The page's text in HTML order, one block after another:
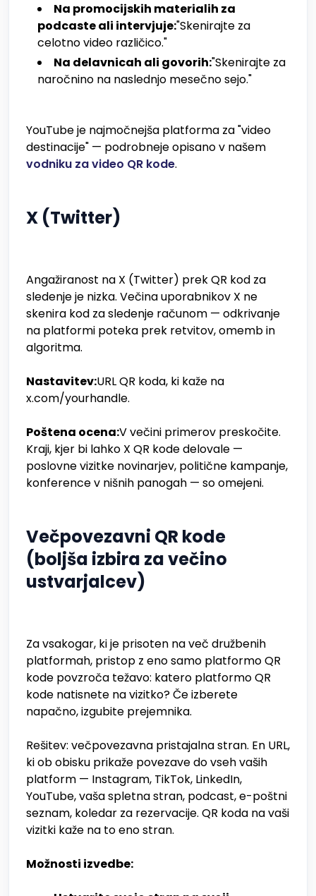
Na promocijskih materialih za
podcaste ali intervjuje:"Skenirajte za
celotno video različico."
Na delavnicah ali govorih:"Skenirajte za
naročnino na naslednjo mesečno sejo."
YouTube je najmočnejša platforma za "video
destinacije" — podrobneje opisano v našem
vodniku za video QR kode.
X (Twitter)
Angažiranost na X (Twitter) prek QR kod za
sledenje je nizka. Večina uporabnikov X ne
skenira kod za sledenje računom — odkrivanje
na platformi poteka prek retvitov, omemb in
algoritma.
Nastavitev:URL QR koda, ki kaže na
x.com/yourhandle.
Poštena ocena:V večini primerov preskočite.
Kraji, kjer bi lahko X QR kode delovale —
poslovne vizitke novinarjev, politične kampanje,
konference v nišnih panogah — so omejeni.
Večpovezavni QR kode
(boljša izbira za večino
ustvarjalcev)
Za vsakogar, ki je prisoten na več družbenih
platformah, pristop z eno samo platformo QR
kode povzroča težavo: katero platformo QR
kode natisnete na vizitko? Če izberete
napačno, izgubite prejemnika.
Rešitev: večpovezavna pristajalna stran. En URL,
ki ob obisku prikaže povezave do vseh vaših
platform — Instagram, TikTok, LinkedIn,
YouTube, vaša spletna stran, podcast, e-poštni
seznam, koledar za rezervacije. QR koda na vaši
vizitki kaže na to eno stran.
Možnosti izvedbe: